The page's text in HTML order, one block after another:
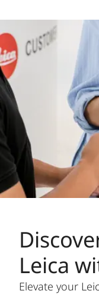
卡口／感
測器模式
L-
E82
尺寸重量
鏡頭長度
最大直徑
88
重量
Leica
Elevate your